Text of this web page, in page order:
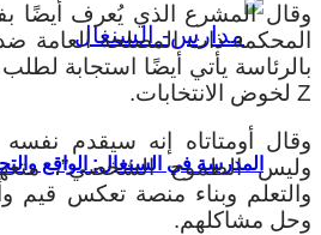
المدرسة في السنغال: الواقع
وقال المشرع الذي يُعرف أيضًا
المحكمة ذات المصلحة العامة
بالرئاسة يأتي أيضًا استجابة
Z لخوض الانتخابات.
وقال أومتاتاه إنه سيقدم
وليس الطموح الشخصي”،
والتعلم وبناء منصة تعكس قيم
وحل مشاكلهم.